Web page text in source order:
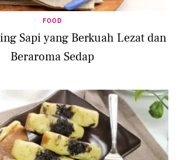
FOOD
Sapi yang Berkuah Lezat dan
Beraroma Sedap